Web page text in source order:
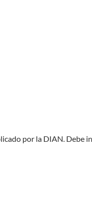
por la DIAN. Debe